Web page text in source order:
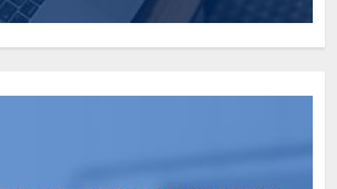
Need to Know About the
Classic Cars in a Retro